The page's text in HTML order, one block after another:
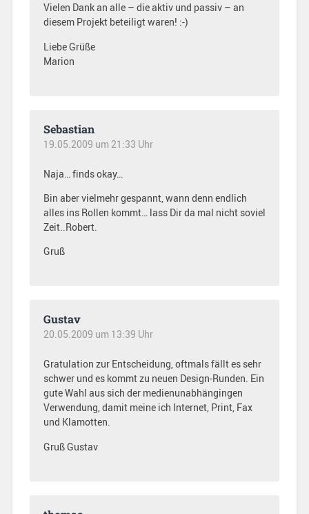
Vielen Dank an alle – die aktiv und passiv – an
diesem Projekt beteiligt waren! :-)
Liebe Grüße
Marion
Sebastian
19.05.2009 um 21:33 Uhr
Naja… finds okay…
Bin aber vielmehr gespannt, wann denn endlich
alles ins Rollen kommt… lass Dir da mal nicht soviel
Zeit..Robert.
Gruß
Gustav
20.05.2009 um 13:39 Uhr
Gratulation zur Entscheidung, oftmals fällt es sehr
schwer und es kommt zu neuen Design-Runden. Ein
gute Wahl aus sich der medienunabhängingen
Verwendung, damit meine ich Internet, Print, Fax
und Klamotten.
Gruß Gustav